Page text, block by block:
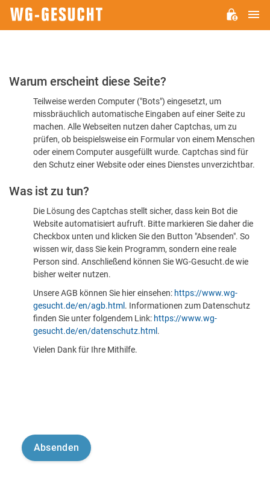
Bitte
dass
sind
Warum erscheint diese Seite?
Teilweise werden Computer ("Bots") eingesetzt, um
missbräuchlich automatische Eingaben auf einer Seite zu
machen. Alle Webseiten nutzen daher Captchas, um zu
prüfen, ob beispielsweise ein Formular von einem Menschen
oder einem Computer ausgefüllt wurde. Captchas sind für
den Schutz einer Website oder eines Dienstes unverzichtbar.
Was ist zu tun?
Die Lösung des Captchas stellt sicher, dass kein Bot die
Website automatisiert aufruft. Bitte markieren Sie daher die
Checkbox unten und klicken Sie den Button "Absenden". So
wissen wir, dass Sie kein Programm, sondern eine reale
Person sind. Anschließend können Sie WG-Gesucht.de wie
bisher weiter nutzen.
Unsere AGB können Sie hier einsehen: https://www.wg-
gesucht.de/en/agb.html . Informationen zum Datenschutz
finden Sie unter folgendem Link: https://www.wg-
gesucht.de/en/datenschutz.html .
Vielen Dank für Ihre Mithilfe.